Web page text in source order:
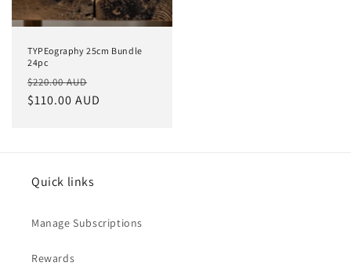
TYPEography 25cm Bundle
24pc
Normaler
Preis
$220.00 AUD
$110.00 AUD
Quick links
Manage Subscriptions
Rewards